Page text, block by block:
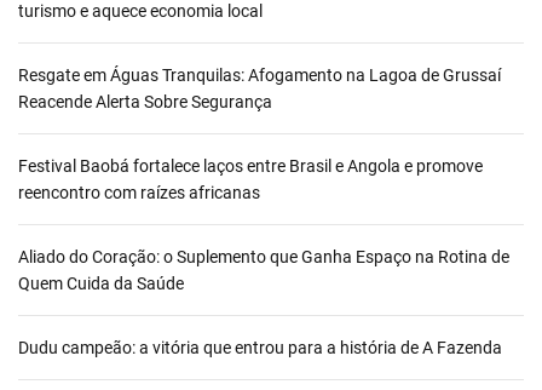
turismo e aquece economia local
Resgate em Águas Tranquilas: Afogamento na Lagoa de Grussaí
Reacende Alerta Sobre Segurança
Festival Baobá fortalece laços entre Brasil e Angola e promove
reencontro com raízes africanas
Aliado do Coração: o Suplemento que Ganha Espaço na Rotina de
Quem Cuida da Saúde
Dudu campeão: a vitória que entrou para a história de A Fazenda